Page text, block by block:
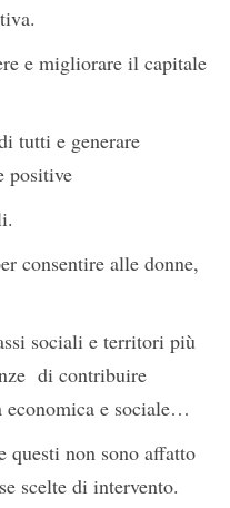
e migliorare il capitale
tutti e generare
positive
consentire alle donne,
sociali e territori più
di contribuire
e sociale…
questi non sono affatto
scelte di intervento.